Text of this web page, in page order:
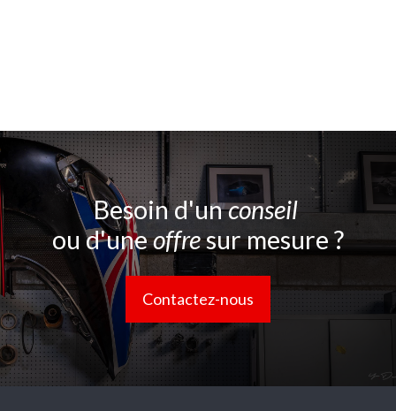
Besoin d'unconseil
ou d'uneoffresur mesure ?
Contactez-nous